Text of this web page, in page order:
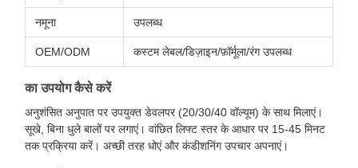
नमूना उपलब्ध
OEM/ODM कस्टम लेबल/डिज़ाइन/फ़ॉर्मूला/रंग उपलब्ध
का उपयोग कैसे करें
अनुशंसित अनुपात पर उपयुक्त डेवलपर (20/30/40 वॉल्यूम) के साथ मिलाएं।
सूखे, बिना धुले बालों पर लगाएं। वांछित लिफ्ट स्तर के आधार पर 15-45 मिनट
तक प्रक्रिया करें। अच्छी तरह धोएं और कंडीशनिंग उपचार अपनाएं।